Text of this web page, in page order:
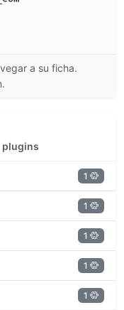
a su ficha.
plugins
1
1
1
1
1